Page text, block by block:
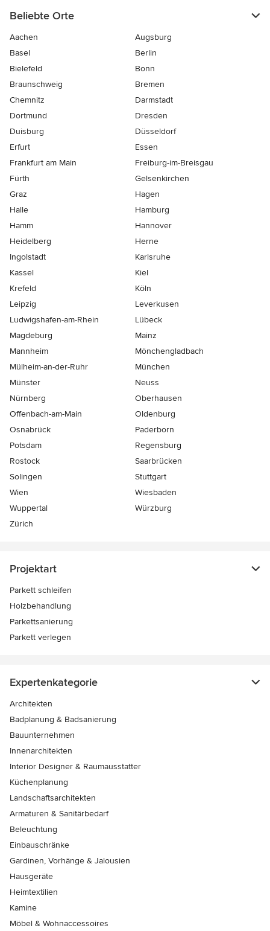
Beliebte Orte
Aachen
Augsburg
Basel
Berlin
Bielefeld
Bonn
Braunschweig
Bremen
Chemnitz
Darmstadt
Dortmund
Dresden
Duisburg
Düsseldorf
Erfurt
Essen
Frankfurt am Main
Freiburg-im-Breisgau
Fürth
Gelsenkirchen
Graz
Hagen
Halle
Hamburg
Hamm
Hannover
Heidelberg
Herne
Ingolstadt
Karlsruhe
Kassel
Kiel
Krefeld
Köln
Leipzig
Leverkusen
Ludwigshafen-am-Rhein
Lübeck
Magdeburg
Mainz
Mannheim
Mönchen­gladbach
Mülheim-an-der-Ruhr
München
Münster
Neuss
Nürnberg
Oberhausen
Offenbach-am-Main
Oldenburg
Osnabrück
Paderborn
Potsdam
Regensburg
Rostock
Saarbrücken
Solingen
Stuttgart
Wien
Wiesbaden
Wuppertal
Würzburg
Zürich
Projektart
Parkett schleifen
Holzbehandlung
Parkettsanierung
Parkett verlegen
Expertenkategorie
Architekten
Badplanung & Badsanierung
Bauunternehmen
Innenarchitekten
Interior Designer & Raumausstatter
Küchenplanung
Landschaftsarchitekten
Armaturen & Sanitärbedarf
Beleuchtung
Einbauschränke
Gardinen, Vorhänge & Jalousien
Hausgeräte
Heimtextilien
Kamine
Möbel & Wohnaccessoires